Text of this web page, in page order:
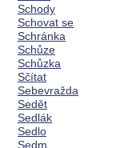
Schody
Schovat se
Schránka
Schůze
Schůzka
Sčítat
Sebevražda
Sedět
Sedlák
Sedlo
Sedm